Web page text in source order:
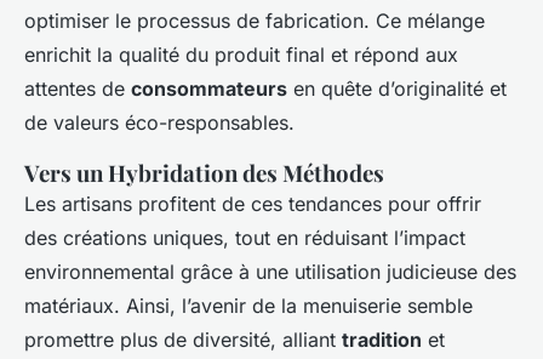
optimiser le processus de fabrication. Ce mélange
enrichit la qualité du produit final et répond aux
attentes de consommateurs en quête d’originalité et
de valeurs éco-responsables.
Vers un Hybridation des Méthodes
Les artisans profitent de ces tendances pour offrir
des créations uniques, tout en réduisant l’impact
environnemental grâce à une utilisation judicieuse des
matériaux. Ainsi, l’avenir de la menuiserie semble
promettre plus de diversité, alliant tradition et